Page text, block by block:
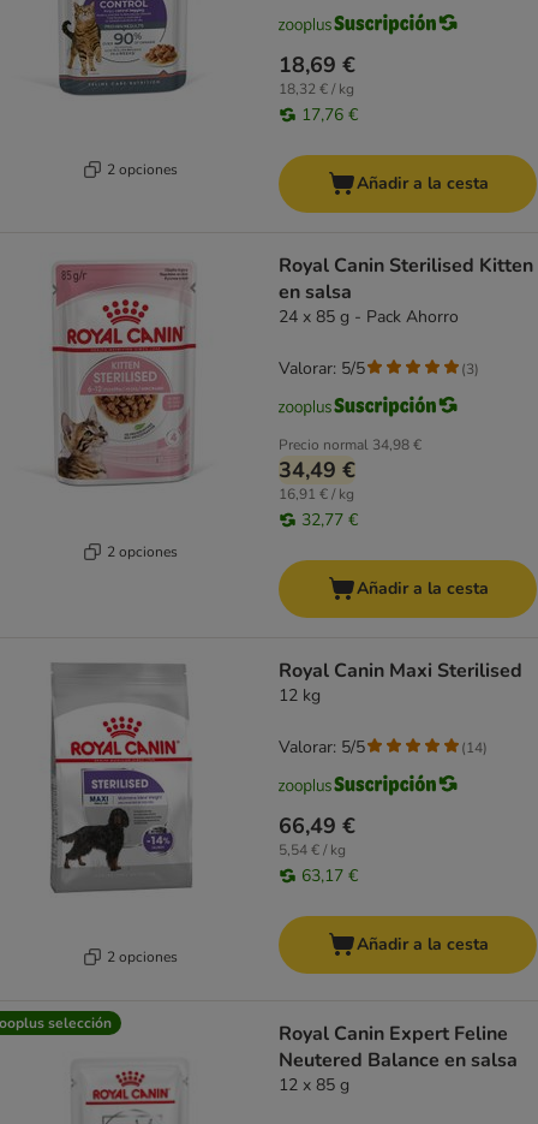
2 opciones
18,69 €
18,32 € / kg
17,76 €
Añadir a la cesta
2 opciones
Royal Canin Sterilised Kitten
en salsa
24 x 85 g - Pack Ahorro
Precio normal 34,98 €
34,49 €
16,91 € / kg
32,77 €
Valorar: 5/5 (3)
Añadir a la cesta
2 opciones
Royal Canin Maxi Sterilised
12 kg
66,49 €
5,54 € / kg
63,17 €
Valorar: 5/5 (14)
Añadir a la cesta
selección
Royal Canin Expert Feline
Neutered Balance en salsa
12 x 85 g